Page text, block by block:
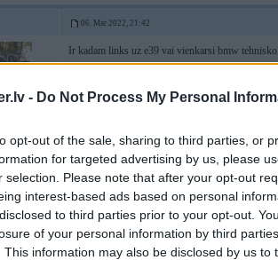
- Do Not Process My Personal
opt-out of the sale, sharing to third parties, or
for targeted advertising by us, please
selection. Please note that after your opt-out
interest-based ads based on personal
to third parties prior to your opt-out.
of your personal information by third
This information may also be disclosed by us to
06. Mar 2022, 21:42
Ir kadam links uz e39 vai vienkarsi bmw
06. Mar 2022, 23:25